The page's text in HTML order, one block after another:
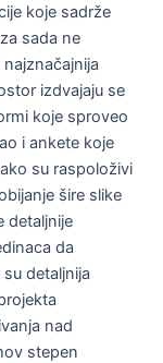
koje sadrže
sada ne
izdvajaju se
koje sproveo
i ankete koje
su raspoloživi
šire slike
detaljnije
da
detaljnija
nad
stepen